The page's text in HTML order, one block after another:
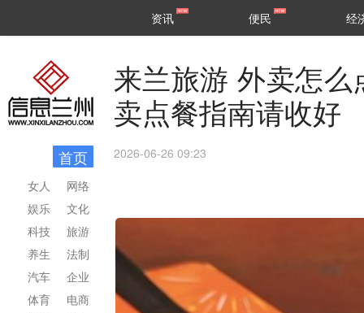
区县
资讯 便民 经
首页
网络
文化
旅游
法制
企业
电商
女人
娱乐
科技
养生
汽车
体育
来兰旅游 外卖怎
卖点餐指南请收好
2026-06-26 09:23